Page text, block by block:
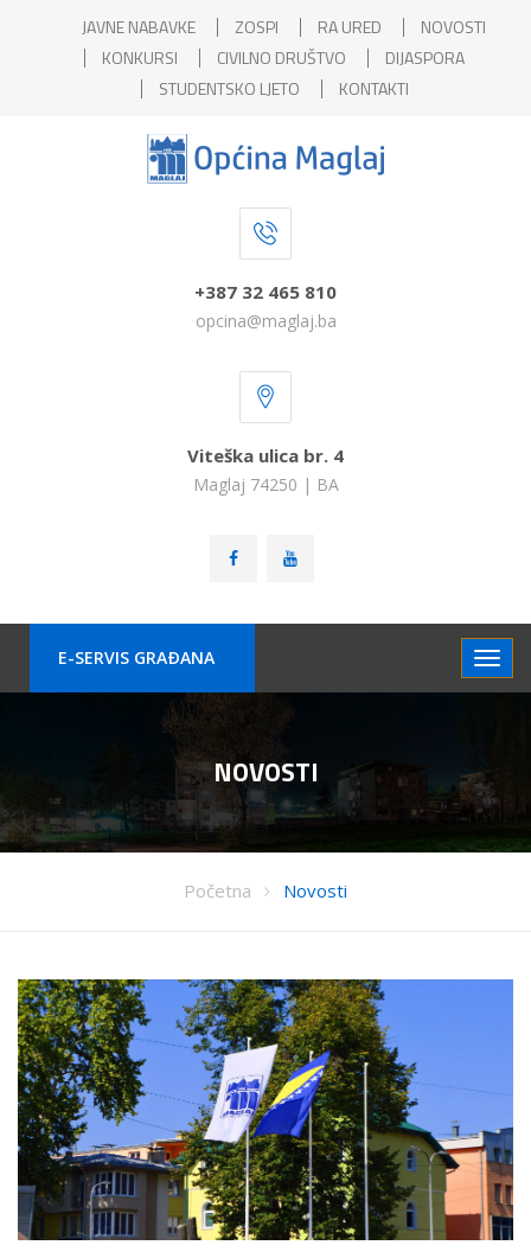
JAVNE NABAVKE ZOSPI RA URED
NOVOSTI
KONKURSI
CIVILNO DRUŠTVO
DIJASPORA
STUDENTSKO LJETO
KONTAKTI
+387 32 465 810
opcina@maglaj.ba
Viteška ulica br. 4
Maglaj 74250 | BA
E-SERVIS GRAÐANA
NOVOSTI
Početna Novosti